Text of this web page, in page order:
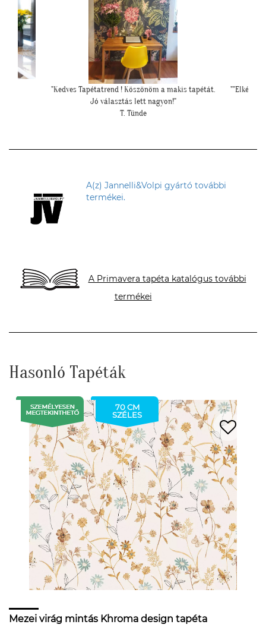
"Kedves Tapétatrend ! Köszönöm a makis tapétát.
Jó választás lett nagyon!"
T. Tünde
A(z) Jannelli&Volpi gyártó további
termékei.
A Primavera tapéta katalógus további
termékei
Hasonló Tapéták
70 CM
SZÉLES
Mezei virág mintás Khroma design tapéta